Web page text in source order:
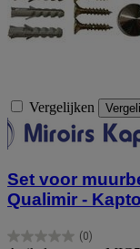
Vergelijken
Set voor
Qualimir -
(0)
0.0